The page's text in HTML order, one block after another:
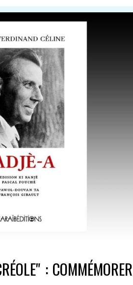
: COMMÉMORER